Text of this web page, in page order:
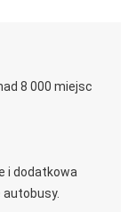
8 000 miejsc
i dodatkowa